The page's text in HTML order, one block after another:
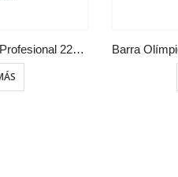
Barra Olímpica Semi-Profesional 220 cm